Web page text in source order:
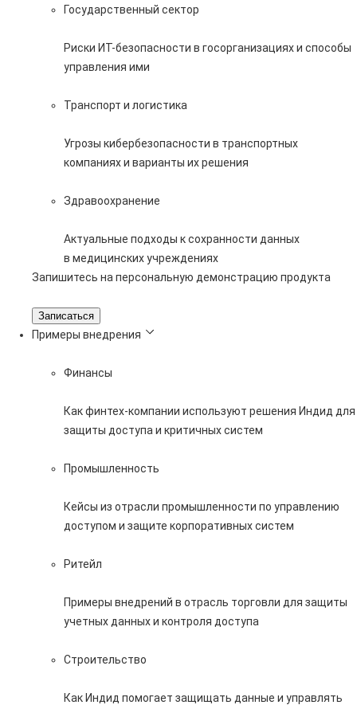
Государственный сектор
Риски ИТ-безопасности в госорганизациях и способы
управления ими
Транспорт и логистика
Угрозы кибербезопасности в транспортных
компаниях и варианты их решения
Здравоохранение
Актуальные подходы к сохранности данных
в медицинских учреждениях
Запишитесь на персональную демонстрацию продукта
Записаться
Примеры внедрения
Финансы
Как финтех-компании используют решения Индид для
защиты доступа и критичных систем
Промышленность
Кейсы из отрасли промышленности по управлению
доступом и защите корпоративных систем
Ритейл
Примеры внедрений в отрасль торговли для защиты
учетных данных и контроля доступа
Строительство
Как Индид помогает защищать данные и управлять